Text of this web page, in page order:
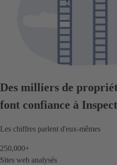
Des milliers de
font confiance à
Les chiffres parlent d'eux-mêmes
250,000+
Sites web analysés